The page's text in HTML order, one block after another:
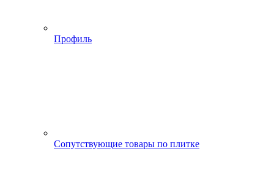
Профиль
Сопутствующие товары по плитке